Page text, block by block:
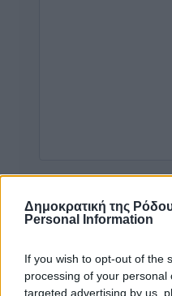
Δημοκρατική της
Personal Information
If you wish to opt-out of the
processing of your
targeted advertising by us,
Υπενθύμιση: